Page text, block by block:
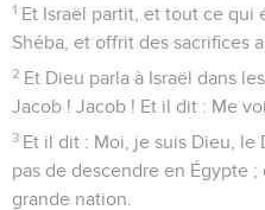
1 Et Israël partit, et tout ce qui
Shéba, et offrit des sacrifices
2 Et Dieu parla à Israël dans
Jacob ! Jacob ! Et il dit : Me
3 Et il dit : Moi, je suis Dieu, le
pas de descendre en Égypte
grande nation.